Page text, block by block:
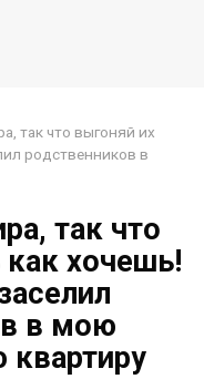
так что выгоняй их
родственников в
так что
как хочешь!
в мою
квартиру